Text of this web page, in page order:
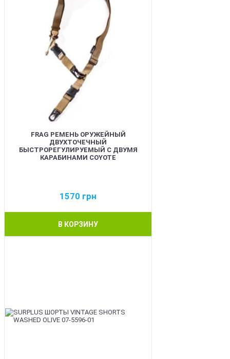
FRAG РЕМЕНЬ ОРУЖЕЙНЫЙ
ДВУХТОЧЕЧНЫЙ
БЫСТРОРЕГУЛИРУЕМЫЙ С ДВУМЯ
КАРАБИНАМИ COYOTE
1570 грн
В КОРЗИНУ